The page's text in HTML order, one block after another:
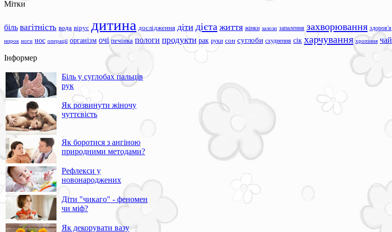
Мітки
біль вагітність вода вірус дитина дослідження діти дієта життя жінки залози запалення захворювання здоров'я
нирок ноги нос операції організм очі печінка пологи продукти рак руки сон суглоби схуднення сік харчування хропіння чай
Інформер
Біль у суглобах пальців
рук
Як розвинути жіночу
чуттєвість
Як боротися з ангіною
природними методами?
Рефлекси у
новонароджених
Діти "чикаго" - феномен
чи міф?
Як декорувати вазу